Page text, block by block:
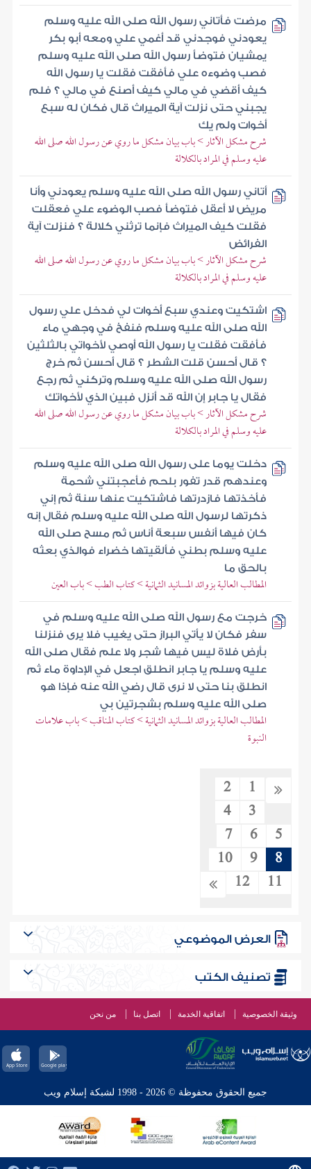
مرضت فأتاني رسول الله صلى الله عليه وسلم
يعودني فوجدني قد أغمي علي ومعه أبو بكر
يمشيان فتوضأ رسول الله صلى الله عليه وسلم
فصب وضوءه علي فأفقت فقلت يا رسول الله
كيف أقضي في مالي كيف أصنع في مالي ؟ فلم
يجبني حتى نزلت آية الميراث قال فكان له سبع
أخوات ولم يك
شرح مشكل الآثار > باب بيان مشكل ما روي عن رسول الله صلى الله
عليه وسلم في المراد بالكلالة
أتاني رسول الله صلى الله عليه وسلم يعودني وأنا
مريض لا أعقل فتوضأ فصب الوضوء علي فعقلت
فقلت كيف الميراث فإنما ترثني كلالة ؟ فنزلت آية
الفرائض
شرح مشكل الآثار > باب بيان مشكل ما روي عن رسول الله صلى الله
عليه وسلم في المراد بالكلالة
اشتكيت وعندي سبع أخوات لي فدخل علي رسول
الله صلى الله عليه وسلم فنفخ في وجهي ماء
فأفقت فقلت يا رسول الله أوصي لأخواتي بالثلثين
؟ قال أحسن قلت الشطر ؟ قال أحسن ثم خرج
رسول الله صلى الله عليه وسلم وتركني ثم رجع
فقال يا جابر إن الله قد أنزل فبين الذي لأخواتك
شرح مشكل الآثار > باب بيان مشكل ما روي عن رسول الله صلى الله
عليه وسلم في المراد بالكلالة
دخلت يوما على رسول الله صلى الله عليه وسلم
وعندهم قدر تفور بلحم فأعجبتني شحمة
فأخذتها فازدرتها فاشتكيت عنها سنة ثم إني
ذكرتها لرسول الله صلى الله عليه وسلم فقال إنه
كان فيها أنفس سبعة أناس ثم مسح صلى الله
عليه وسلم بطني فألقيتها خضراء فوالذي بعثه
بالحق ما
المطالب العالية بزوائد المسانيد الثمانية > كتاب الطب > باب العين
خرجت مع رسول الله صلى الله عليه وسلم في
سفر فكان لا يأتي البراز حتى يغيب فلا يرى فنزلنا
بأرض فلاة ليس فيها شجر ولا علم فقال صلى الله
عليه وسلم يا جابر انطلق اجعل في الإداوة ماء ثم
انطلق بنا حتى لا نرى قال رضي الله عنه فإذا هو
صلى الله عليه وسلم بشجرتين بي
المطالب العالية بزوائد المسانيد الثمانية > كتاب المناقب > باب علامات
النبوة
1
2
3
4
5
6
7
8
9
10
11
12
العرض الموضوعي
تصنيف الكتب
وثيقة الخصوصية اتفاقية الخدمة اتصل بنا من نحن
جميع الحقوق محفوظة © 2026 - 1998 لشبكة إسلام ويب